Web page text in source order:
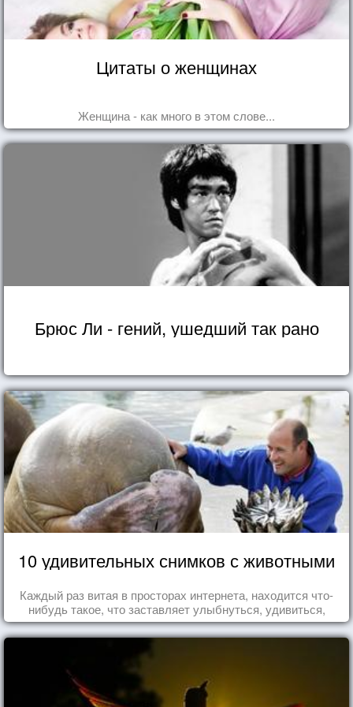
Цитаты о женщинах
Женщина - как много в этом слове...
Брюс Ли - гений, ушедший так рано
10 удивительных снимков с животными
Каждый раз витая в просторах интернета, находится что-
нибудь такое, что заставляет улыбнуться, удивиться,
восхититься...